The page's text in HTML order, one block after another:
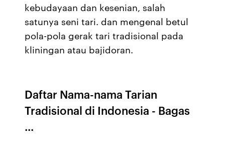
kebudayaan dan kesenian, salah
satunya seni tari. dan mengenal betul
pola-pola gerak tari tradisional pada
kliningan atau bajidoran.
Daftar Nama-nama Tarian
Tradisional di Indonesia - Bagas
...